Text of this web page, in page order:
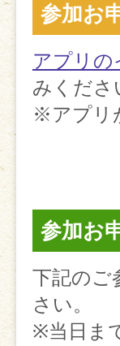
参加お
アプリの
みくださ
※アプリ
参加お
下記のご
さい。
※当日ま